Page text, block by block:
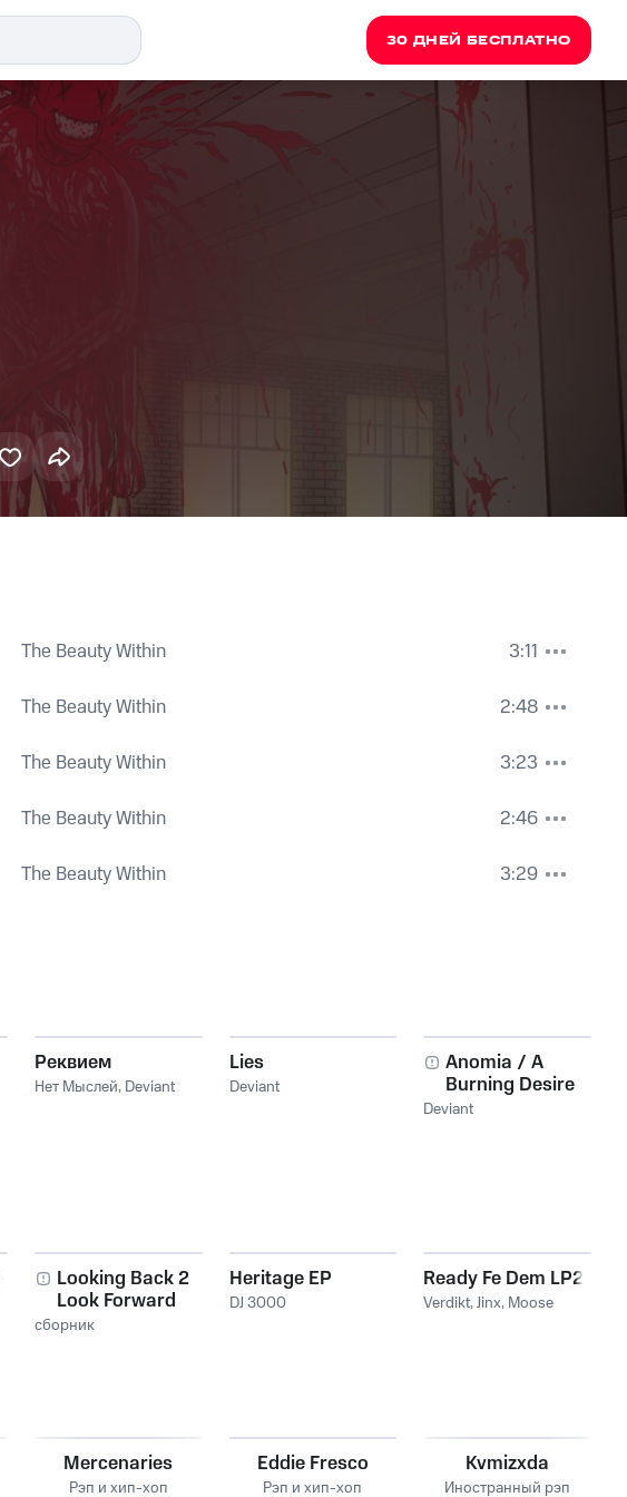
30 ДНЕЙ БЕСПЛАТНО
The Beauty Within
3:11
The Beauty Within
2:48
The Beauty Within
3:23
The Beauty Within
2:46
The Beauty Within 3:29
Реквием
Нет Мыслей, Deviant
Lies
Deviant
Anomia / A
Burning Desire
Deviant
Looking Back 2
Look Forward
сборник
Heritage EP
DJ 3000
Ready Fe Dem LP2
Verdikt,Jinx, Moose
Mercenaries
Рэп и хип-хоп
Eddie Fresco
Рэп и хип-хоп
Kvmizxda
Иностранный рэп